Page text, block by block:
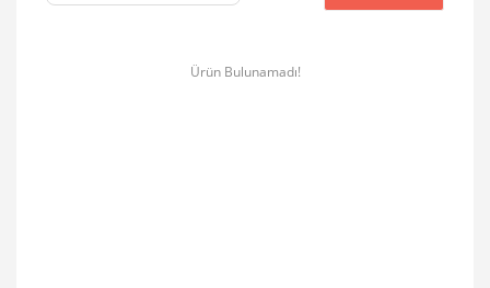
Ürün Bulunamadı!